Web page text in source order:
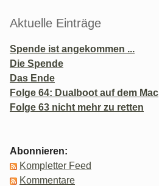
Aktuelle Einträge
Spende ist angekommen ...
Die Spende
Das Ende
Folge 64: Dualboot auf dem Mac
Folge 63 nicht mehr zu retten
Abonnieren:
Kompletter Feed
Kommentare